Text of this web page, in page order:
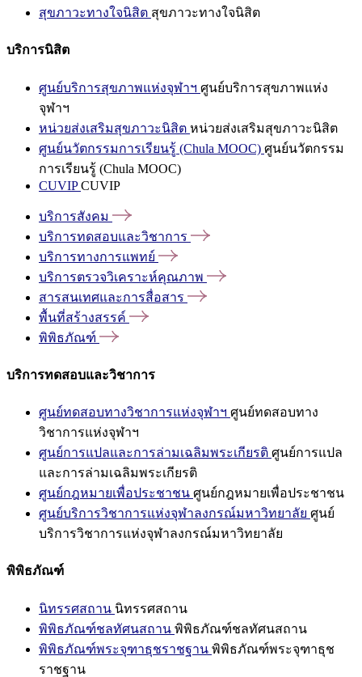
สุขภาวะทางใจนิสิต สุขภาวะทางใจนิสิต
บริการนิสิต
ศูนย์บริการสุขภาพแห่งจุฬาฯ ศูนย์บริการสุขภาพแห่ง
จุฬาฯ
หน่วยส่งเสริมสุขภาวะนิสิต หน่วยส่งเสริมสุขภาวะนิสิต
ศูนย์นวัตกรรมการเรียนรู้ (Chula MOOC) ศูนย์นวัตกรรม
การเรียนรู้ (Chula MOOC)
CUVIPCUVIP
บริการสังคม
บริการทดสอบและวิชาการ
บริการทางการแพทย์
บริการตรวจวิเคราะห์คุณภาพ
สารสนเทศและการสื่อสาร
พื้นที่สร้างสรรค์
พิพิธภัณฑ์
บริการทดสอบและวิชาการ
ศูนย์ทดสอบทางวิชาการแห่งจุฬาฯ ศูนย์ทดสอบทาง
วิชาการแห่งจุฬาฯ
ศูนย์การแปลและการล่ามเฉลิมพระเกียรติ ศูนย์การแปล
และการล่ามเฉลิมพระเกียรติ
ศูนย์กฎหมายเพื่อประชาชน ศูนย์กฎหมายเพื่อประชาชน
ศูนย์บริการวิชาการแห่งจุฬาลงกรณ์มหาวิทยาลัย ศูนย์
บริการวิชาการแห่งจุฬาลงกรณ์มหาวิทยาลัย
พิพิธภัณฑ์
นิทรรศสถาน นิทรรศสถาน
พิพิธภัณฑ์ชลทัศนสถาน พิพิธภัณฑ์ชลทัศนสถาน
พิพิธภัณฑ์พระจุฑาธุชราชฐาน พิพิธภัณฑ์พระจุฑาธุช
ราชฐาน